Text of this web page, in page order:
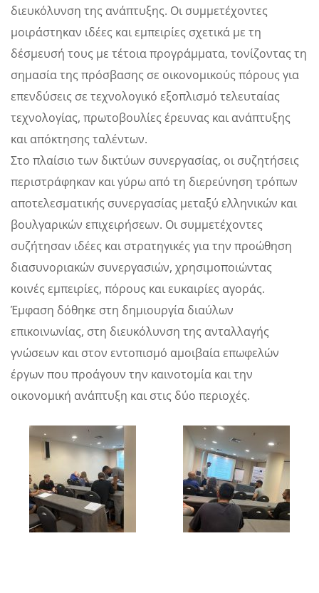
διευκόλυνση της ανάπτυξης. Οι συμμετέχοντες
μοιράστηκαν ιδέες και εμπειρίες σχετικά με τη
δέσμευσή τους με τέτοια προγράμματα, τονίζοντας τη
σημασία της πρόσβασης σε οικονομικούς πόρους για
επενδύσεις σε τεχνολογικό εξοπλισμό τελευταίας
τεχνολογίας, πρωτοβουλίες έρευνας και ανάπτυξης
και απόκτησης ταλέντων.
Στο πλαίσιο των δικτύων συνεργασίας, οι συζητήσεις
περιστράφηκαν και γύρω από τη διερεύνηση τρόπων
αποτελεσματικής συνεργασίας μεταξύ ελληνικών και
βουλγαρικών επιχειρήσεων. Οι συμμετέχοντες
συζήτησαν ιδέες και στρατηγικές για την προώθηση
διασυνοριακών συνεργασιών, χρησιμοποιώντας
κοινές εμπειρίες, πόρους και ευκαιρίες αγοράς.
Έμφαση δόθηκε στη δημιουργία διαύλων
επικοινωνίας, στη διευκόλυνση της ανταλλαγής
γνώσεων και στον εντοπισμό αμοιβαία επωφελών
έργων που προάγουν την καινοτομία και την
οικονομική ανάπτυξη και στις δύο περιοχές.